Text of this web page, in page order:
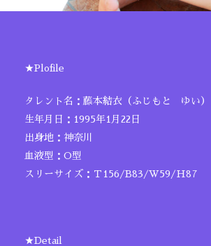
★Plofile
タレント名：藤本結衣（ふじもと ゆい）
生年月日：1995年1月22日
出身地：神奈川
血液型：O型
スリーサイズ：Ｔ156/B83/W59/H87
★Detail